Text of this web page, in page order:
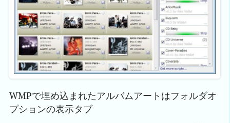
WMPで埋め込まれたアルバムアートはフォルダオ
プションの表示タブ